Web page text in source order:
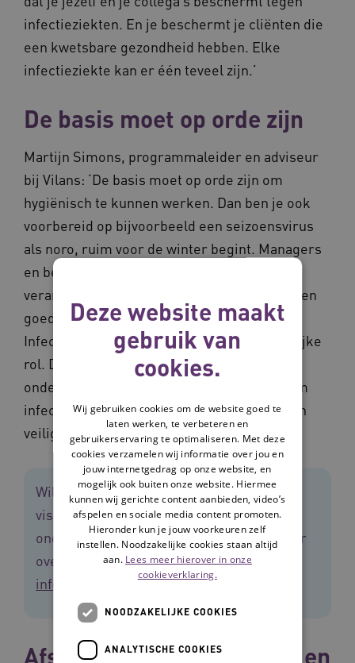
infectieziekten. En je beschermt je cliënten die
een kwetsbare gezondheid hebben. Elke
infectieziekte kan er één teveel zijn.’
De basis moet op orde zijn
Martijn Simons, programmaleider en adviseur
bij Vilans: ‘De basis moet op orde zijn om
hygiënisch te kunnen werken. Dan ben je ook
voorbereid op bijvoorbeeld een seizoensvirus
als noro, ruim voor de winter begint. Managers
en bestuurders zijn hier ook
verantwoordelijkheid voor. Dat begint met een
goede visie op veilige en goede zorg.
Infectiepreventie speelt daarin een belangrijke
rol. De volgende stap is zorgen voor een
ondersteunende structuur en materialen om
infectiepreventie ook daadwerkelijk goed en
veilig te kunnen gaan doen.’
Wil je ook dat jouw organisatie een goede
visie heeft op infectiepreventie? We
ondersteunen je daar graag bij. Lees meer
over het programma:Samen werken aan
infectiepreventie (vilans.nl)
Afspraken informele zorg en
Deze website maakt
gebruik van
cookies.
Wij gebruiken cookies om de website goed te
laten werken, te verbeteren en
gebruikerservaring te optimaliseren. Met deze
cookies verzamelen wij informatie over jou en
jouw internetgedrag op onze website, en
mogelijk ook buiten onze website. Hiermee
kunnen wij gerichte content aanbieden, video’s
afspelen en sociale media content promoten.
Hieronder kun je jouw voorkeuren zelf
instellen. Noodzakelijke cookies staan altijd
aan. Lees meer hierover in onze
cookieverklaring.
NOODZAKELIJKE COOKIES
ANALYTISCHE COOKIES